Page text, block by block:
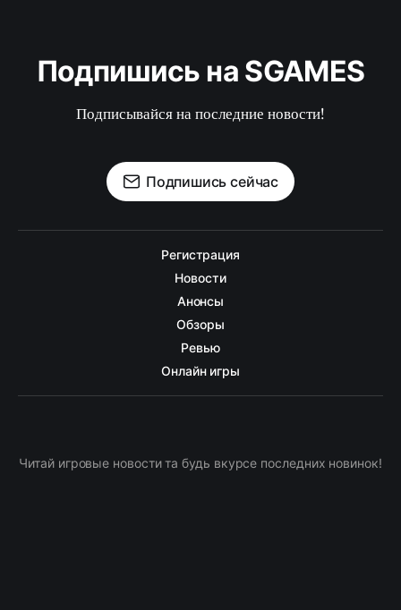
Подпишись на SGAMES
Подписывайся на последние новости!
Подпишись сейчас
Регистрация
Новости
Анонсы
Обзоры
Ревью
Онлайн игры
Читай игровые новости та будь вкурсе последних новинок!